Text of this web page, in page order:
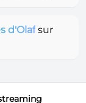
d'Olafsur